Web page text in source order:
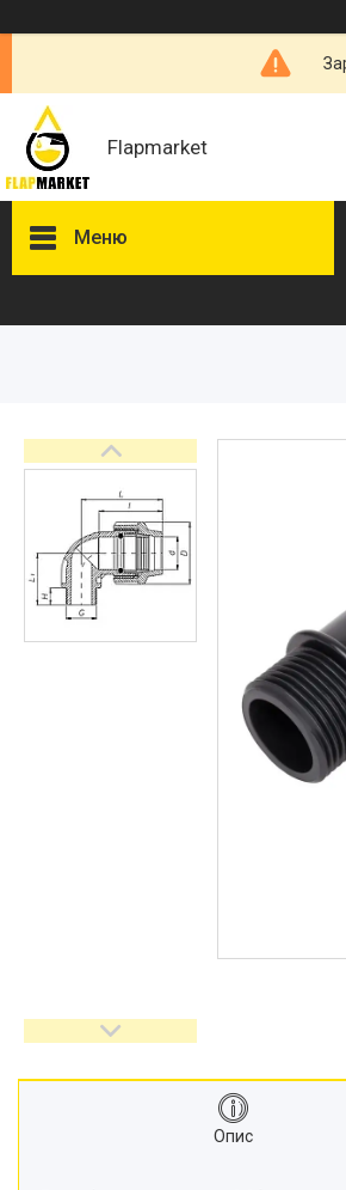
Flapmarket
Меню
Душові трапи, дренажні
Аксесуари для ванної
кімнати
Запчастини та комплектуючі
Гнучкі шланги (підведення)
Матеріали для влаштування
Пакувальні сантехнічні
Опис